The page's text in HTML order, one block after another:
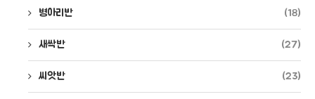
병아리반 (18)
새싹반 (27)
씨앗반 (23)